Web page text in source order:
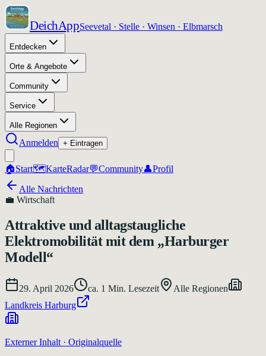
DeichAppSeevetal · Stelle · Winsen · Elbmarsch
Entdecken
Orte & Angebote
Community
Service
Alle Regionen
Anmelden + Eintragen
🏠Start🗺️KarteRadar💬Community👤Profil
Alle Nachrichten
💼 Wirtschaft
Attraktive und alltagstaugliche
Elektromobilität mit dem „Harburger
Modell“
29. April 2026 ca. 1 Min. Lesezeit
Alle Regionen
Landkreis Harburg
Externer Inhalt · Originalquelle